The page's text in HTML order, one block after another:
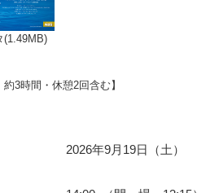
約3時間・休憩2回含む】
2026年9月19日（土）